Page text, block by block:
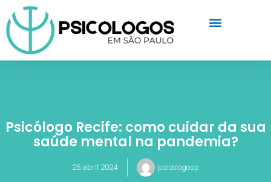
Psicólogo Recife: como cuidar da sua
saúde mental na pandemia?
25 abril 2024 psicologosp